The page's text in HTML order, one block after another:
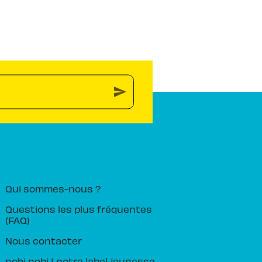
send
Qui sommes-nous ?
Questions les plus fréquentes
(FAQ)
Nous contacter